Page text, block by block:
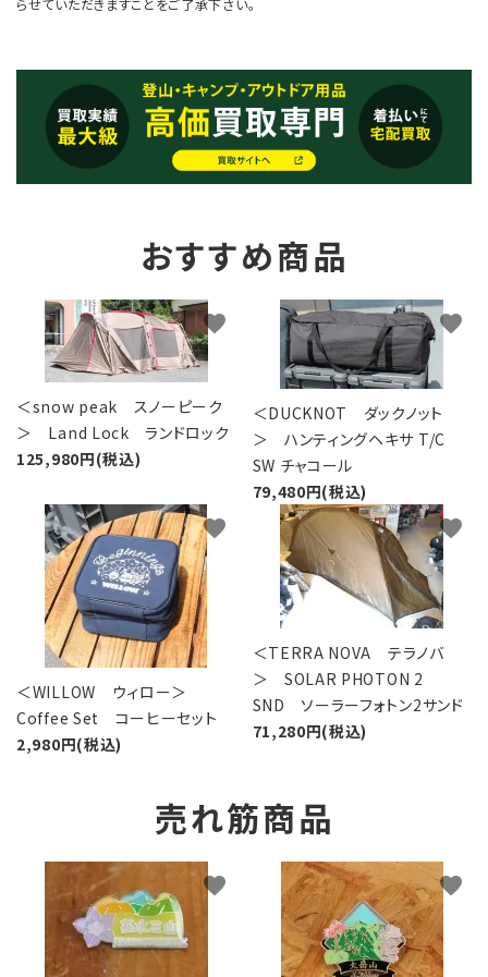
らせていただきますことをご了承下さい。
おすすめ商品
＜snow peak スノーピーク
＞ Land Lock ランドロック
125,980円(税込)
favorite
＜DUCKNOT ダックノット
＞ ハンティングヘキサ T/C
SW チャコール
79,480円(税込)
favorite
＜WILLOW ウィロー＞
Coffee Set コーヒーセット
2,980円(税込)
favorite
＜TERRA NOVA テラノバ
＞ SOLAR PHOTON 2
SND ソーラーフォトン2サンド
71,280円(税込)
favorite
売れ筋商品
favorite favorite